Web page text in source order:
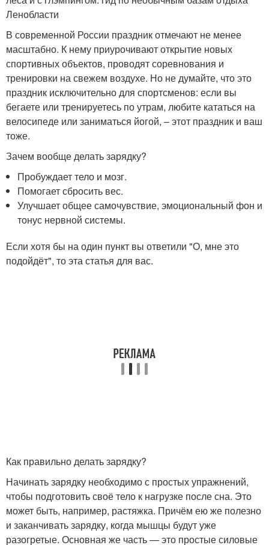
Ленобласти
В современной России праздник отмечают не менее
масштабно. К нему приурочивают открытие новых
спортивных объектов, проводят соревнования и
тренировки на свежем воздухе. Но не думайте, что это
праздник исключительно для спортсменов: если вы
бегаете или тренируетесь по утрам, любите кататься на
велосипеде или заниматься йогой, – этот праздник и ваш
тоже.
Зачем вообще делать зарядку?
Пробуждает тело и мозг.
Помогает сбросить вес.
Улучшает общее самочувствие, эмоциональный фон и
тонус нервной системы.
Если хотя бы на один пункт вы ответили "О, мне это
подойдёт", то эта статья для вас.
Как правильно делать зарядку?
Начинать зарядку необходимо с простых упражнений,
чтобы подготовить своё тело к нагрузке после сна. Это
может быть, например, растяжка. Причём ею же полезно
и заканчивать зарядку, когда мышцы будут уже
разогретые. Основная же часть — это простые силовые